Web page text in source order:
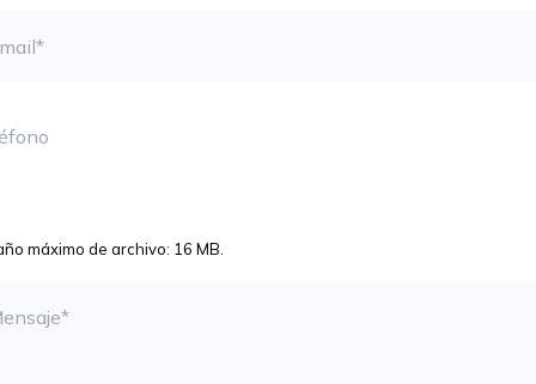
máximo de archivo: 16 MB.